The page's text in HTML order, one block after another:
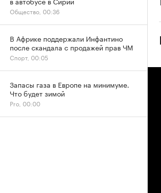
Общество, 00:36
В Африке поддержали Инфантино
после скандала с продажей прав ЧМ
Спорт, 00:05
Запасы газа в Европе на минимуме.
Что будет зимой
Pro, 00:00